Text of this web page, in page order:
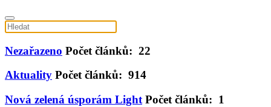
Nezařazeno Počet článků: 22
Aktuality Počet článků: 914
Nová zelená úsporám Light Počet článků: 1